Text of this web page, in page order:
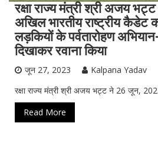
रक्षा राज्य मंत्री श्री अजय
अखिल भारतीय राष्ट्रीय कैडेट
लड़कियों के पर्वतारोहण
दिखाकर रवाना किया
जून 27, 2023
Kalpana Yadav
रक्षा राज्य मंत्री श्री अजय भट्ट ने 26 जून,
Read More